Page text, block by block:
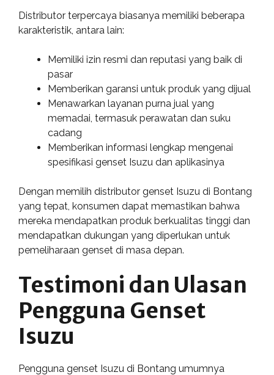
Distributor terpercaya biasanya memiliki beberapa
karakteristik, antara lain:
Memiliki izin resmi dan reputasi yang baik di
pasar
Memberikan garansi untuk produk yang dijual
Menawarkan layanan purna jual yang
memadai, termasuk perawatan dan suku
cadang
Memberikan informasi lengkap mengenai
spesifikasi genset Isuzu dan aplikasinya
Dengan memilih distributor genset Isuzu di Bontang
yang tepat, konsumen dapat memastikan bahwa
mereka mendapatkan produk berkualitas tinggi dan
mendapatkan dukungan yang diperlukan untuk
pemeliharaan genset di masa depan.
Testimoni dan Ulasan
Pengguna Genset
Isuzu
Pengguna genset Isuzu di Bontang umumnya